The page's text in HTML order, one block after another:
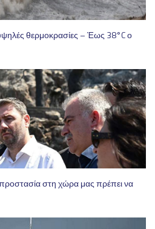
θερμοκρασίες – Έως 38°C ο
στη χώρα μας πρέπει να